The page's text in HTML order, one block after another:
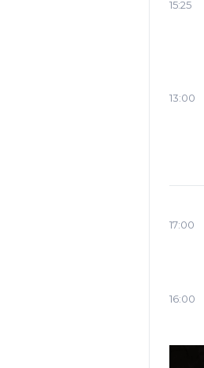
15:25
13:00
17:00
16:00